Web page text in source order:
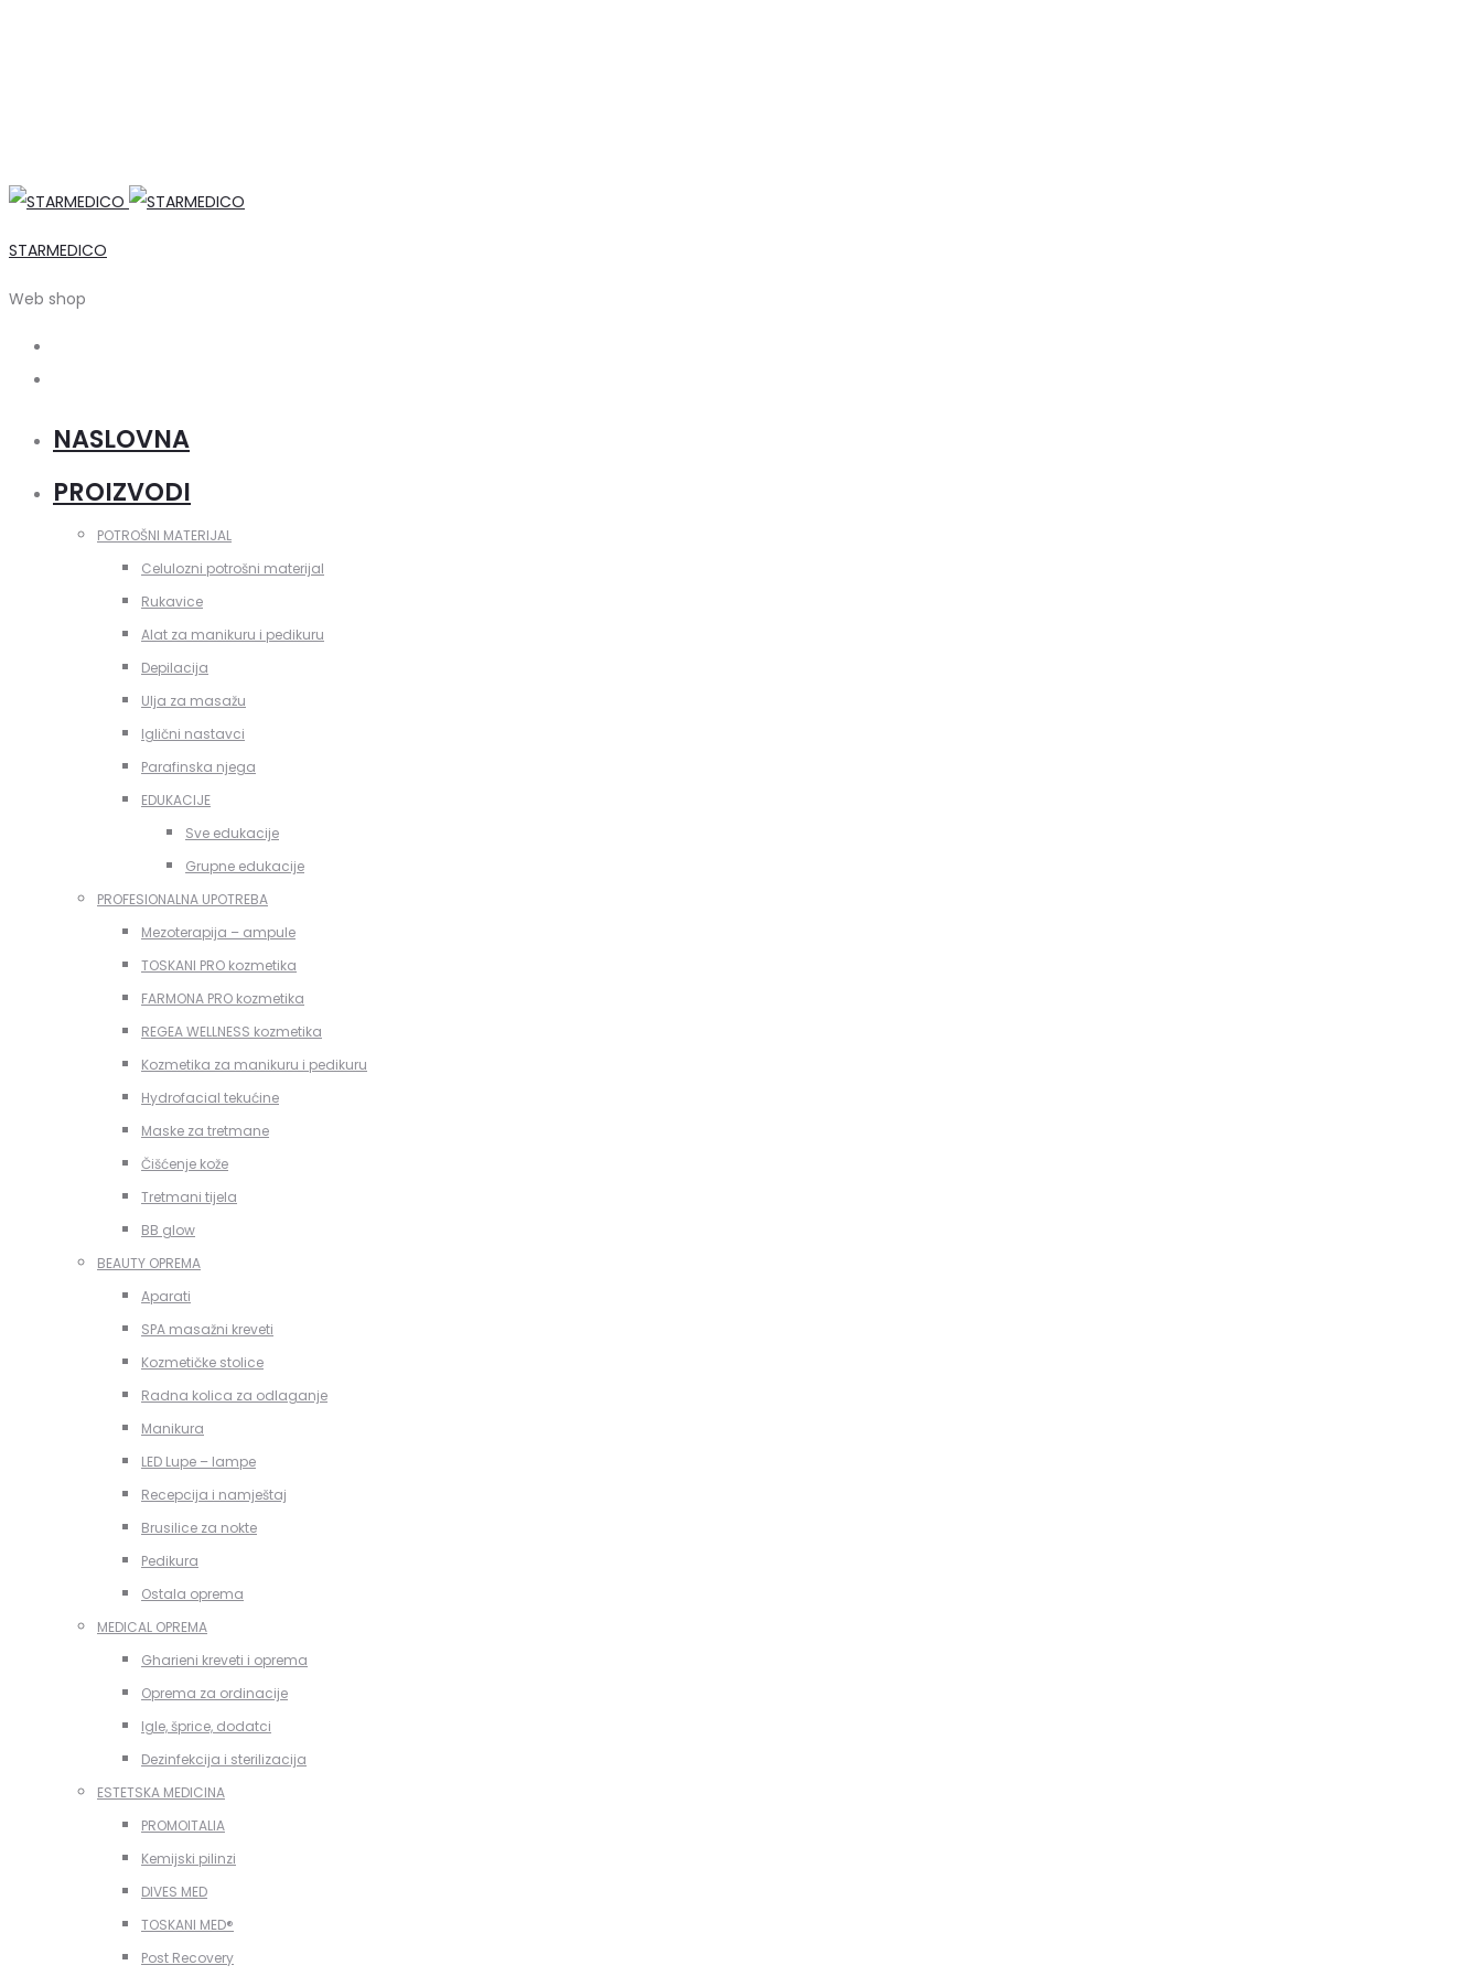
STARMEDICO
Web shop
NASLOVNA
PROIZVODI
POTROŠNI MATERIJAL
Celulozni potrošni materijal
Rukavice
Alat za manikuru i pedikuru
Depilacija
Ulja za masažu
Iglični nastavci
Parafinska njega
EDUKACIJE
Sve edukacije
Grupne edukacije
PROFESIONALNA UPOTREBA
Mezoterapija – ampule
TOSKANI PRO kozmetika
FARMONA PRO kozmetika
REGEA WELLNESS kozmetika
Kozmetika za manikuru i pedikuru
Hydrofacial tekućine
Maske za tretmane
Čišćenje kože
Tretmani tijela
BB glow
BEAUTY OPREMA
Aparati
SPA masažni kreveti
Kozmetičke stolice
Radna kolica za odlaganje
Manikura
LED Lupe – lampe
Recepcija i namještaj
Brusilice za nokte
Pedikura
Ostala oprema
MEDICAL OPREMA
Gharieni kreveti i oprema
Oprema za ordinacije
Igle, šprice, dodatci
Dezinfekcija i sterilizacija
ESTETSKA MEDICINA
PROMOITALIA
Kemijski pilinzi
DIVES MED
TOSKANI MED®️
Post Recovery